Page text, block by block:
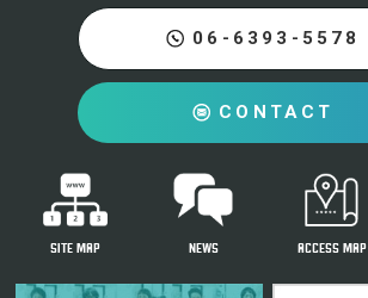
06-6393-5578
CONTACT
SITE MAP NEWS ACCESS MAP